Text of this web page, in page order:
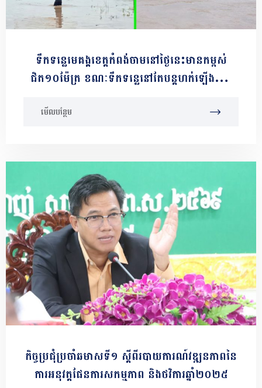
ទឹកទន្លេមេគង្គខេត្តកំពង់ចាមនៅថ្ងៃនេះមានកម្ពស់
ជិត១០ម៉ែត្រ ខណៈទឹកទន្លេនៅតែបន្តហក់ឡើងរៀង
មើលបន្ថែម
កិច្ចប្រជុំប្រចាំឆមាសទី១ ស្ដីពីរបាយការណ៍វឌ្ឍនភាពនៃ
ការអនុវត្តផែនការសកម្មភាព និងថវិការឆ្នាំ២០២៥